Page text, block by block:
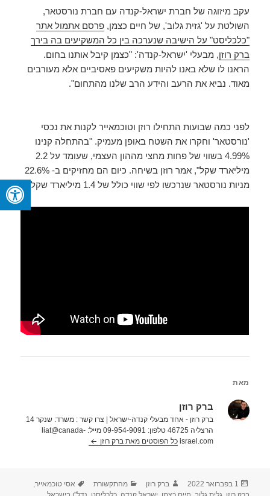
עקב מיזוגה של חברת ישראל-קנדה עם חברת נורסטאר,
השולטת על 'גזית גלוב', של חיים כצמן,פרסם אתמול אתר
"כלכליסט" על הישיבה שנערכה בין כל המשקיעים בה בירך
ברק רוזן, מבעלי 'ישראל-קנדה': "כצמן קיבל אותנו בחום.
הראנו לו שלא באנו להיות משקיעים פאסיביים אלא מעורבים
מאוד. נביא את הרעב והידע הרב שלנו מהתחום".
לפני כמה שבועות התחילו רוזן וטוכמאייר לקנות את נכסי
'נורסטאר' וחקרו את השטח באופן מעמיק. "בהתחלה קנינו
4.99% בשווי של פחות מחצי מההון העצמי, שעומד על 2.2
מיליארד שקל", אמר רוזן בשיחה. כיום הם מחזיקים ב- 22.6%
מניות נורסטאר שנרכשו לפי שווי כולל של 1.4 מיליארד שקל.
מאת
ברק רוזן
ברק רוזן - אחד מבעלי קנדה-ישראל | צרו קשר : משרד: שנקר 14
הרצליה 46725 טלפון: 09-954-9091 מייל: liat@canada-
israel.com כל הפוסטים מאת ברק רוזן‏
פורסם
בתאריך
1 בפברואר 2022 מחבר
ברק רוזן קטגוריות
מהתקשורת תגיות
אסי טוכמאייר,